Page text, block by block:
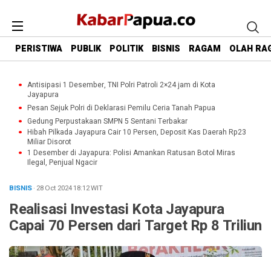
PERISTIWA PUBLIK POLITIK BISNIS RAGAM OLAH
Antisipasi 1 Desember, TNI Polri Patroli 2×24 jam di Kota
Jayapura
Pesan Sejuk Polri di Deklarasi Pemilu Ceria Tanah Papua
Gedung Perpustakaan SMPN 5 Sentani Terbakar
Hibah Pilkada Jayapura Cair 10 Persen, Deposit Kas Daerah Rp23
Miliar Disorot
1 Desember di Jayapura: Polisi Amankan Ratusan Botol Miras
Ilegal, Penjual Ngacir
BISNIS· 28 Oct 202418:12WIT
Realisasi Investasi Kota Jayapura
Capai 70 Persen dari Target Rp 8 Triliun